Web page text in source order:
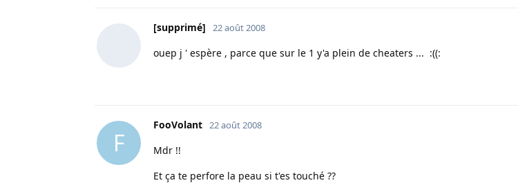
[supprimé] 22 août 2008
ouep j ' espère , parce que sur le 1 y'a plein de cheaters ... :((:
F
FooVolant 22 août 2008
Mdr !!
Et ça te perfore la peau si t'es touché ??